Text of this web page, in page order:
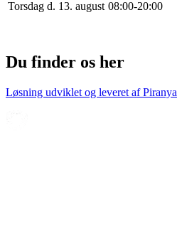
Torsdag d. 13. august 08:00-20:00
Du finder os her
Løsning udviklet og leveret afPiranya